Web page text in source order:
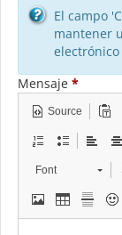
El campo
mantener
Mensaje *
Source
Font